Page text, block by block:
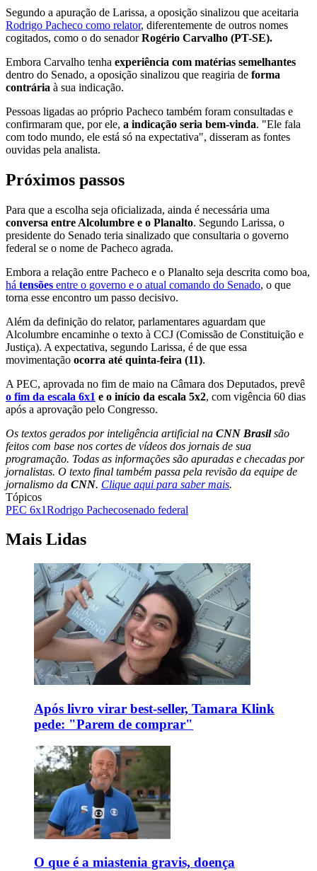
Segundo a apuração de Larissa, a oposição sinalizou que aceitaria
Rodrigo Pacheco como relator, diferentemente de outros nomes
cogitados, como o do senadorRogério Carvalho (PT-SE).
Embora Carvalho tenha experiência com matérias semelhantes
dentro do Senado, a oposição sinalizou que reagiria de forma
contrária à sua indicação.
Pessoas ligadas ao próprio Pacheco também foram consultadas e
confirmaram que, por ele, a indicação seria bem-vinda. "Ele fala
com todo mundo, ele está só na expectativa", disseram as fontes
ouvidas pela analista.
Próximos passos
Para que a escolha seja oficializada, ainda é necessária uma
conversa entre Alcolumbre e o Planalto. Segundo Larissa, o
presidente do Senado teria sinalizado que consultaria o governo
federal se o nome de Pacheco agrada.
Embora a relação entre Pacheco e o Planalto seja descrita como boa,
há tensões entre o governo e o atual comando do Senado, o que
torna esse encontro um passo decisivo.
Além da definição do relator, parlamentares aguardam que
Alcolumbre encaminhe o texto à CCJ (Comissão de Constituição e
Justiça). A expectativa, segundo Larissa, é de que essa
movimentação ocorra até quinta-feira (11).
A PEC, aprovada no fim de maio na Câmara dos Deputados, prevê
o fim da escala 6x1 e o início da escala 5x2, com vigência 60 dias
após a aprovação pelo Congresso.
Os textos gerados por inteligência artificial na CNN Brasilsão
feitos com base nos cortes de vídeos dos jornais de sua
programação. Todas as informações são apuradas e checadas por
jornalistas. O texto final também passa pela revisão da equipe de
jornalismo da CNN. Clique aqui para saber mais.
Tópicos
PEC 6x1Rodrigo Pachecosenado federal
Mais Lidas
Após livro virar best-seller, Tamara Klink
pede: "Parem de comprar"
O que é a miastenia gravis, doença